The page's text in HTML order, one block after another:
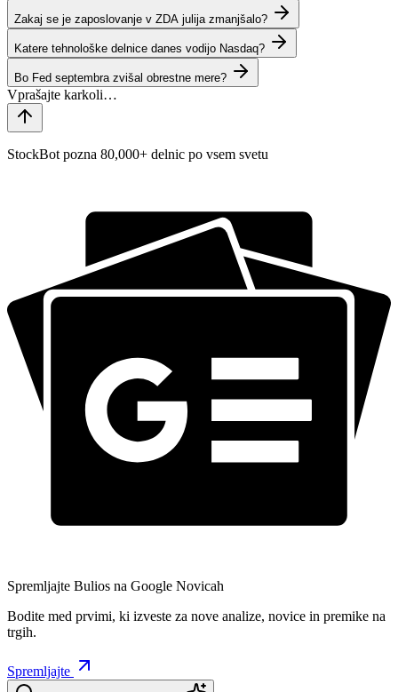
Zakaj se je zaposlovanje v ZDA julija zmanjšalo?
Katere tehnološke delnice danes vodijo Nasdaq?
Bo Fed septembra zvišal obrestne mere?
StockBot pozna 80,000+ delnic po vsem svetu
Spremljajte Bulios na Google Novicah
Bodite med prvimi, ki izveste za nove analize, novice in premike na
trgih.
Spremljajte